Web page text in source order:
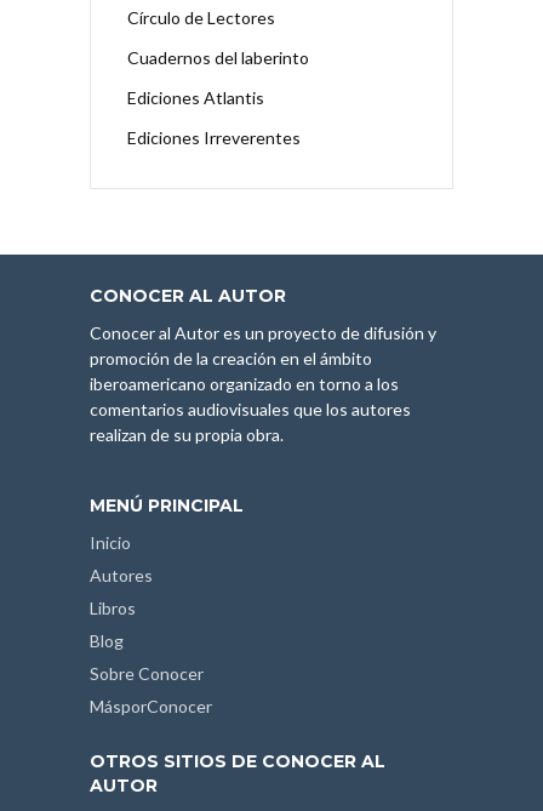
Círculo de Lectores
Cuadernos del laberinto
Ediciones Atlantis
Ediciones Irreverentes
CONOCER AL AUTOR
Conocer al Autor es un proyecto de difusión y
promoción de la creación en el ámbito
iberoamericano organizado en torno a los
comentarios audiovisuales que los autores
realizan de su propia obra.
MENÚ PRINCIPAL
Inicio
Autores
Libros
Blog
Sobre Conocer
MásporConocer
OTROS SITIOS DE CONOCER AL
AUTOR